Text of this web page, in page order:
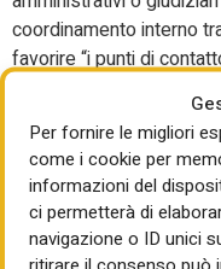
Per fornire le migliori
come i cookie per
informazioni del
ci permetterà di
navigazione o ID unici
coordinamento interno
favorire “i punti di
progetti di interesse
Inoltre, le procedure
semplificazione e
2025 (come da
Lo snellimento dei